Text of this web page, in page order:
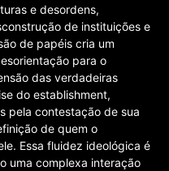
e desordens,
de instituições e
de papéis cria um
para o
das verdadeiras
do establishment,
pela contestação de sua
de quem o
Essa fluidez ideológica é
uma complexa interação